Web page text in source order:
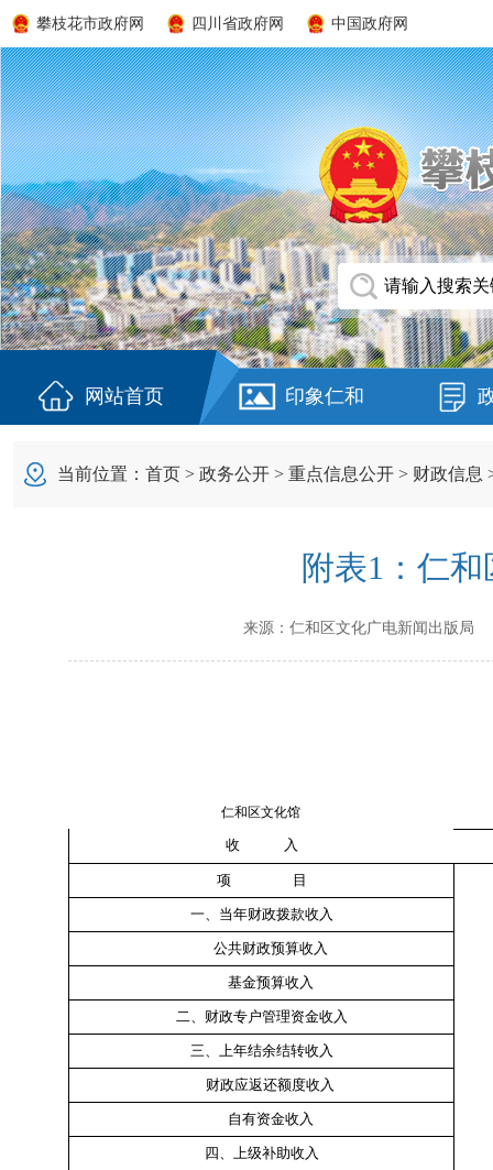
攀枝花市政府网 四川省政府网 中国政府网
网站首页 印象仁和
当前位置： 首页 > 政务公开 > 重点信息公开 > 财政信息
附表1：仁
来源： 仁和区文化广电新闻出版局
仁和区文化馆
收 入
项 目
一、当年财政拨款收入
公共财政预算收入
基金预算收入
二、财政专户管理资金收入
三、上年结余结转收入
财政应返还额度收入
自有资金收入
四、上级补助收入